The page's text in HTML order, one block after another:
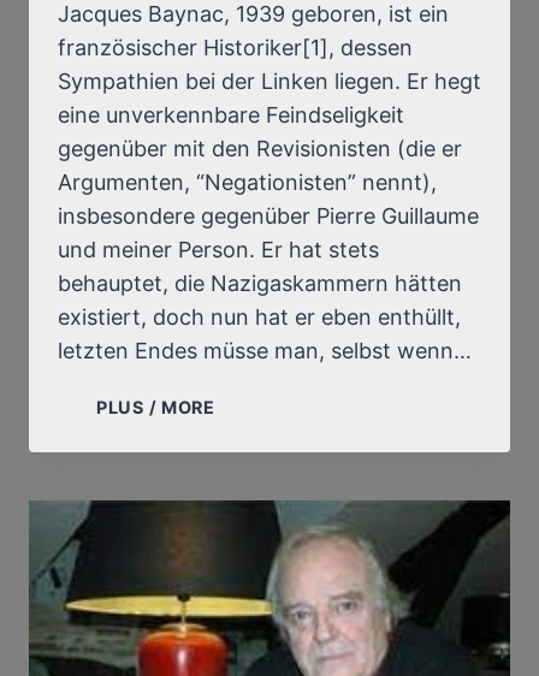
Jacques Baynac, 1939 geboren, ist ein
französischer Historiker[1], dessen
Sympathien bei der Linken liegen. Er hegt
eine unverkennbare Feindseligkeit
gegenüber mit den Revisionisten (die er
Argumenten, “Negationisten” nennt),
insbesondere gegenüber Pierre Guillaume
und meiner Person. Er hat stets
behauptet, die Nazigaskammern hätten
existiert, doch nun hat er eben enthüllt,
letzten Endes müsse man, selbst wenn…
PLUS / MORE
HISTORIKER
ENDLICH
S K
EINE B
EWEISE F